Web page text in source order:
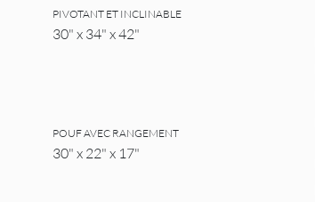
PIVOTANT ET INCLINABLE
30" x 34" x 42"
POUF AVEC RANGEMENT
30" x 22" x 17"